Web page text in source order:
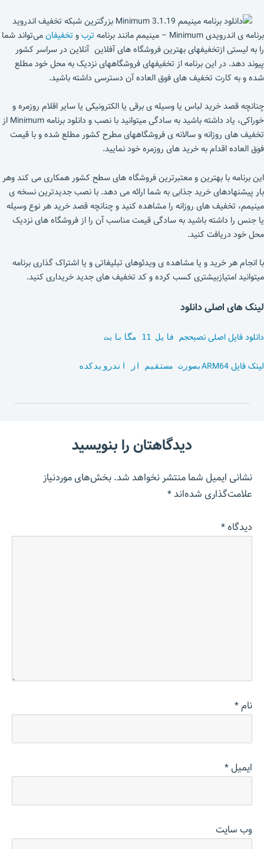
برنامه ی اندرویدی Minimum – مینیمم مانند برنامه تربو تخفیفانمی‌تواند شما
را به لیستی ازتخفیفهای بهترین فروشگاه های آفلاین آنلاین در سراسر کشور
پیوند دهد. در این برنامه از تخفیفهای فروشگاههای نزدیک به محل خود مطلع
شده و به کارت تخفیف های فوق العاده آن دسترسی داشته باشید.
چنانچه قصد خرید لباس یا وسیله ی برقی یا الکترونیکی یا سایر اقلام روزمره و
خوراکی، یاد داشته باشید به سادگی میتوانید با نصب و دانلود برنامه Minimum از
تخفیف های روزانه و سالانه ی فروشگاههای مطرح کشور مطلع شده و با قیمت
فوق العاده اقدام به خرید های روزمره خود نمایید.
این برنامه با بهترین و معتبرترین فروشگاه های سطح کشور همکاری می کند وهر
بار پیشنهادهای خرید جذابی به شما ارائه می دهد. با نصب جدیدترین نسخه ی
مینیمم، تخفیف های روزانه را مشاهده کنید و چنانچه قصد خرید هر نوع وسیله
یا جنس را داشته باشید به سادگی قیمت مناسب آن را از فروشگاه های نزدیک
محل خود دریافت کنید.
با انجام هر خرید و یا مشاهده ی ویدئوهای تبلیغاتی و یا اشتراک گذاری برنامه
میتوانید امتیازبیشتری کسب کرده و کد تخفیف های جدید خریداری کنید.
لینک های اصلی دانلود
دانلود فایل اصلی نصبحجم فایل 11 مگابایت
لینک فایل ARM64 بصورت مستقیم از اندرویدکده
دیدگاهتان را بنویسید
نشانی ایمیل شما منتشر نخواهد شد.بخش‌های موردنیاز
علامت‌گذاری شده‌اند*
دیدگاه*
نام*
ایمیل*
وب‌ سایت